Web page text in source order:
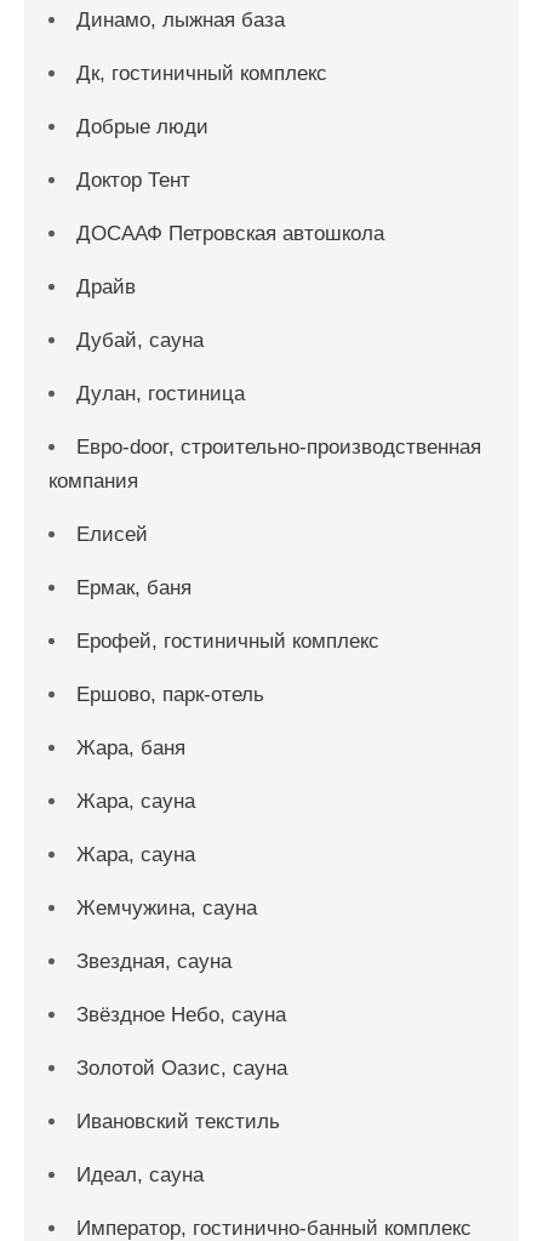
Динамо, лыжная база
Дк, гостиничный комплекс
Добрые люди
Доктор Тент
ДОСААФ Петровская автошкола
Драйв
Дубай, сауна
Дулан, гостиница
Евро-door, строительно-производственная
компания
Елисей
Ермак, баня
Ерофей, гостиничный комплекс
Ершово, парк-отель
Жара, баня
Жара, сауна
Жара, сауна
Жемчужина, сауна
Звездная, сауна
Звёздное Небо, сауна
Золотой Оазис, сауна
Ивановский текстиль
Идеал, сауна
Император, гостинично-банный комплекс